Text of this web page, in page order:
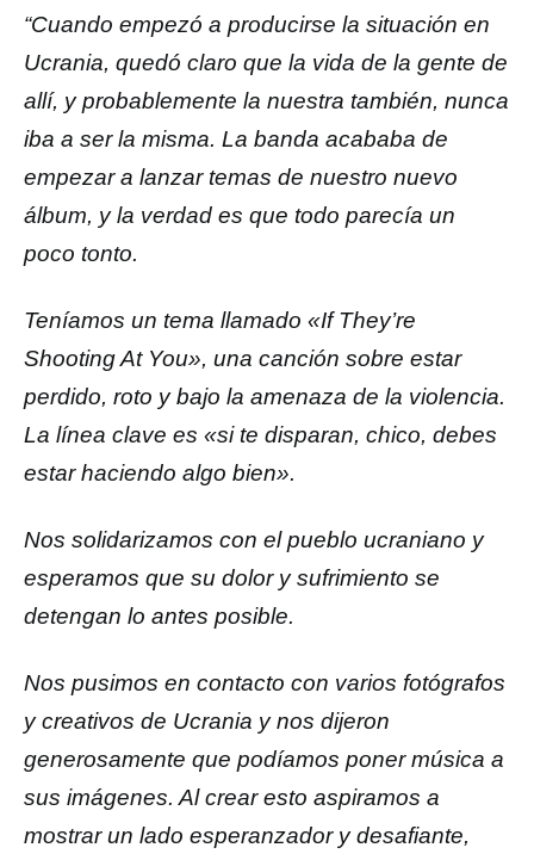
“Cuando empezó a producirse la situación en
Ucrania, quedó claro que la vida de la gente de
allí, y probablemente la nuestra también, nunca
iba a ser la misma. La banda acababa de
empezar a lanzar temas de nuestro nuevo
álbum, y la verdad es que todo parecía un
poco tonto.
Teníamos un tema llamado «If They’re
Shooting At You», una canción sobre estar
perdido, roto y bajo la amenaza de la violencia.
La línea clave es «si te disparan, chico, debes
estar haciendo algo bien».
Nos solidarizamos con el pueblo ucraniano y
esperamos que su dolor y sufrimiento se
detengan lo antes posible.
Nos pusimos en contacto con varios fotógrafos
y creativos de Ucrania y nos dijeron
generosamente que podíamos poner música a
sus imágenes. Al crear esto aspiramos a
mostrar un lado esperanzador y desafiante,